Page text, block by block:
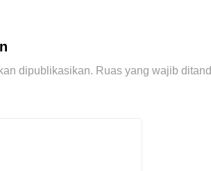
dipublikasikan. Ruas yang wajib